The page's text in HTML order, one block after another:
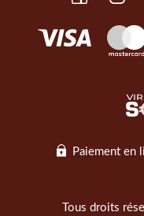
Paiement en
Tous droits